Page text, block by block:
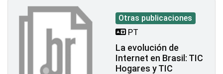
Otras publicaciones
PT
La evolución de
Internet en Brasil: TIC
Hogares y TIC